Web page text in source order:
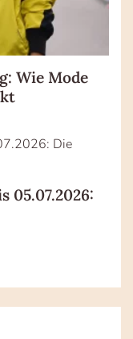
Wie Mode
05.07.2026: